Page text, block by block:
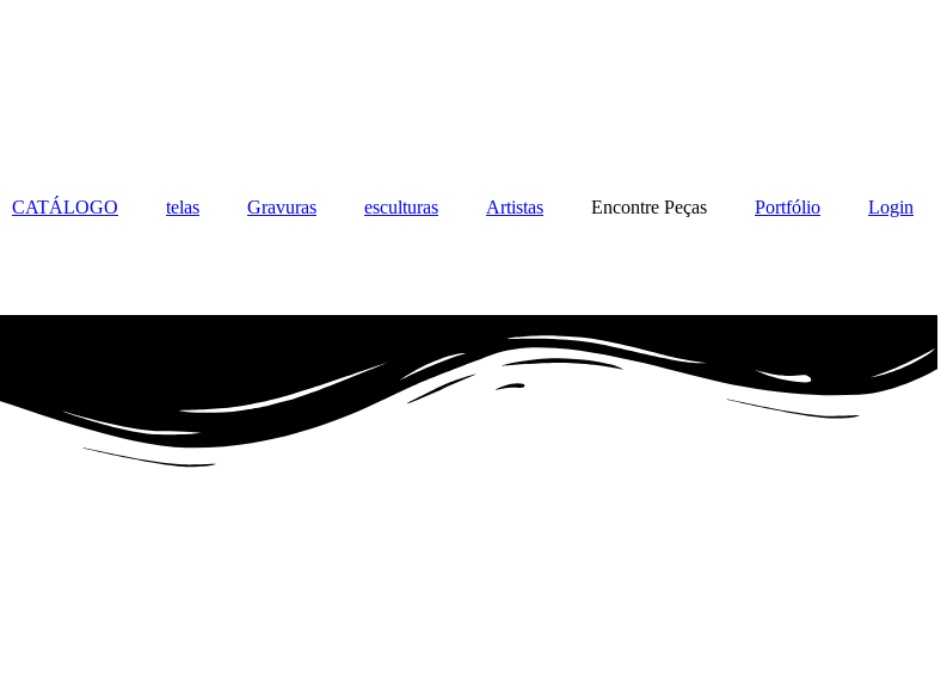
CATÁLOGO telas Gravuras esculturas Artistas Encontre Peças Portfólio Login